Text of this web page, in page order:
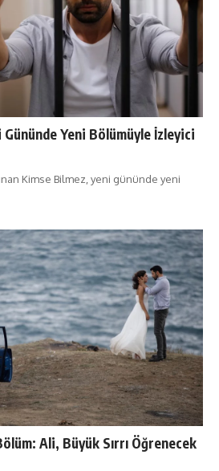
Yeni Bölümüyle İzleyici
Kimse Bilmez, yeni gününde yeni
Ali, Büyük Sırrı Öğrenecek